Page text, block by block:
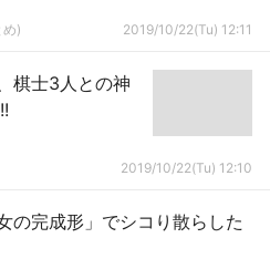
) 2019/10/22(Tu) 12:11
棋士3人との神
2019/10/22(Tu) 12:10
の完成形」でシコり散らした